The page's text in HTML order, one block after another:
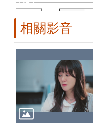
相關影音